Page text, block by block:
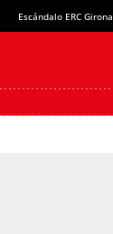
Escándalo ERC Girona